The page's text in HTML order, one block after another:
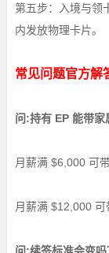
第五步：入境与
内发放物理卡片。
常见问题官方解
问:持有 EP 能带家
月薪满 $6,000 可
月薪满 $12,000 可